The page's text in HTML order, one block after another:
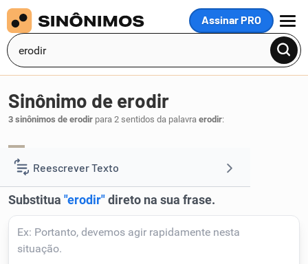
Assinar PRO
MENU
Reescrever Texto
Resumir Texto
Corrigir Texto
Sinônimo de erodir
3 sinônimos de erodir para 2 sentidos da palavra erodir: